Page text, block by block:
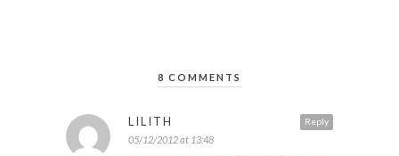
8 COMMENTS
Reply
LILITH
05/12/2012 at 13:48